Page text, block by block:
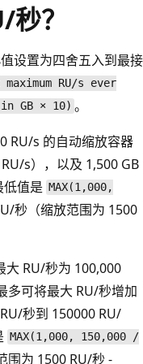
？
设置为四舍五入到最接
RU/s ever
GB × 10) 。
RU/s 的自动缩放容器
s），以及 1,500 GB
值是 MAX(1,000,
秒（缩放范围为 1500
大 RU/秒为 100,000
多可将最大 RU/秒增加
秒到 150000 RU/
MAX(1,000, 150,000 /
围为 1500 RU/秒 -